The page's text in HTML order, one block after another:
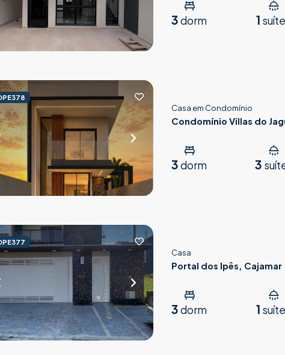
3 dorm 1
Casa em Condomínio
Condomínio Villas do
3 dorm 3
Casa
Portal dos Ipês, Cajamar
3 dorm 1